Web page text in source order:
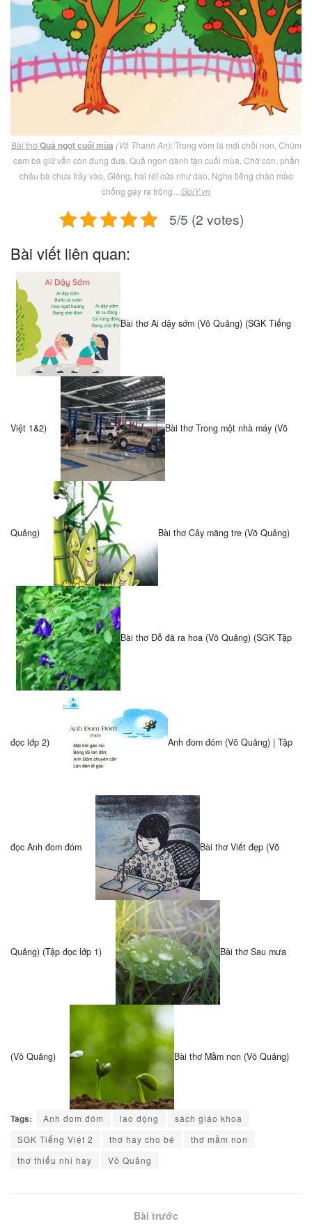
Bài thơQuả ngọt cuối mùa (Võ Thanh An): Trong vòm lá mới chồi non, Chùm
cam bà giữ vẫn còn đung đưa, Quả ngon dành tận cuối mùa, Chờ con, phần
cháu bà chưa trảy vào, Giêng, hai rét cứa như dao, Nghe tiếng chào mào
chống gậy ra trông… GoiY.vn
5/5 (2 votes)
Bài viết liên quan:
Bài thơ Ai dậy sớm (Võ Quảng) (SGK Tiếng
Việt 1&2) Bài thơ Trong một nhà máy (Võ
Quảng) Bài thơ Cây măng tre (Võ Quảng)
Bài thơ Đỗ đã ra hoa (Võ Quảng) (SGK Tập
đọc lớp 2) Anh đom đóm (Võ Quảng) | Tập
đọc Anh đom đóm Bài thơ Viết đẹp (Võ
Quảng) (Tập đọc lớp 1) Bài thơ Sau mưa
(Võ Quảng) Bài thơ Mầm non (Võ Quảng)
Tags: Anh đom đóm lao động
sách giáo khoa
SGK Tiếng Việt 2
thơ hay cho bé
thơ mầm non
thơ thiếu nhi hay
Võ Quảng
Bài trước